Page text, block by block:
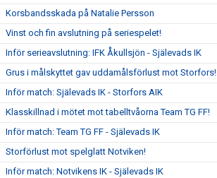
Korsbandsskada på Natalie Persson
Vinst och fin avslutning på seriespelet!
Inför serieavslutning: IFK Åkullsjön - Själevads IK
Grus i målskyttet gav uddamålsförlust mot Storfors!
Inför match: Själevads IK - Storfors AIK
Klasskillnad i mötet mot tabelltvåorna Team TG FF!
Inför match: Team TG FF - Själevads IK
Storförlust mot spelglatt Notviken!
Inför match: Notvikens IK - Själevads IK